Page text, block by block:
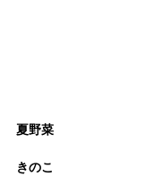
夏野菜
きのこ